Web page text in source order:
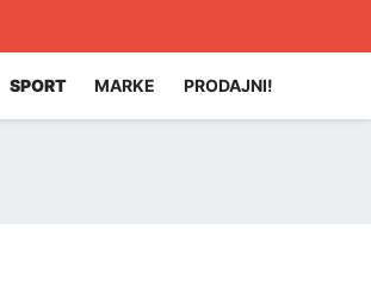
SPORT MARKE PRODAJNI!